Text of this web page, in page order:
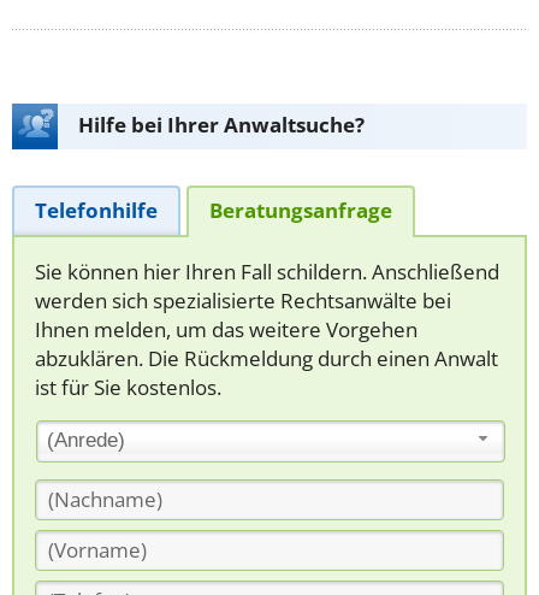
Hilfe bei Ihrer Anwaltsuche?
Telefonhilfe Beratungsanfrage
Sie können hier Ihren Fall schildern. Anschließend
werden sich spezialisierte Rechtsanwälte bei
Ihnen melden, um das weitere Vorgehen
abzuklären. Die Rückmeldung durch einen Anwalt
ist für Sie kostenlos.
(Anrede)